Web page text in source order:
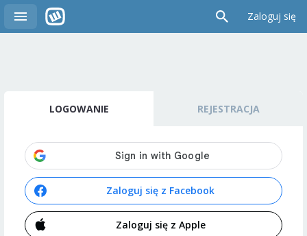
Zaloguj się
LOGOWANIE REJESTRACJA
Zaloguj się z Facebook
Zaloguj się z Apple